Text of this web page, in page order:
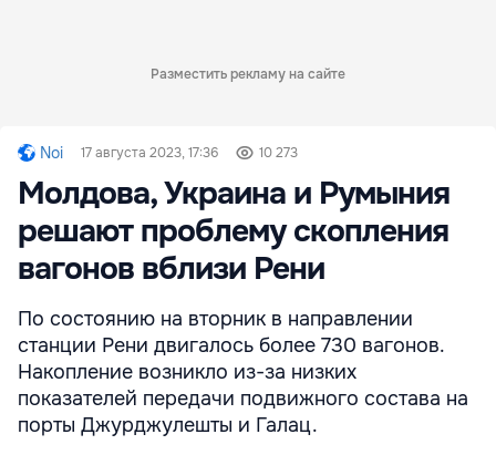
Разместить рекламу на сайте
Noi 17 августа 2023, 17:36 10 273
Молдова, Украина и Румыния
решают проблему скопления
вагонов вблизи Рени
По состоянию на вторник в направлении
станции Рени двигалось более 730 вагонов.
Накопление возникло из-за низких
показателей передачи подвижного состава на
порты Джурджулешты и Галац.